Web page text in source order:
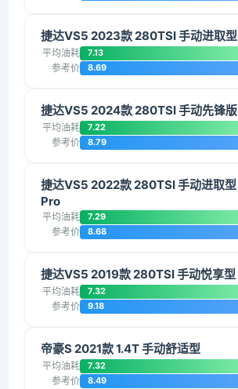
捷达VS5 2023款 280TSI 手动进取型
平均油耗 7.13
参考价 8.69
捷达VS5 2024款 280TSI 手动先锋版
平均油耗 7.22
参考价 8.79
捷达VS5 2022款 280TSI 手动进取型
Pro
平均油耗 7.29
参考价 8.68
捷达VS5 2019款 280TSI 手动悦享型
平均油耗 7.32
参考价 9.18
帝豪S 2021款 1.4T 手动舒适型
平均油耗 7.32
参考价 8.49